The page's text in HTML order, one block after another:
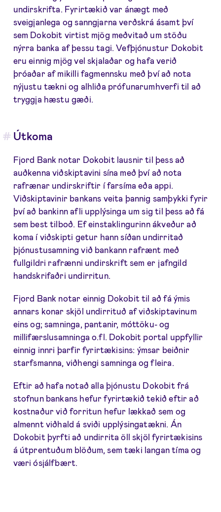
undirskrifta. Fyrirtækið var ánægt með
sveigjanlega og sanngjarna verðskrá ásamt því
sem Dokobit virtist mjög meðvitað um stöðu
nýrra banka af þessu tagi. Vefþjónustur Dokobit
eru einnig mjög vel skjalaðar og hafa verið
þróaðar af mikilli fagmennsku með því að nota
nýjustu tækni og alhliða prófunarumhverfi til að
tryggja hæstu gæði.
Útkoma
Fjord Bank notar Dokobit lausnir til þess að
auðkenna viðskiptavini sína með því að nota
rafrænar undirskriftir í farsíma eða appi.
Viðskiptavinir bankans veita þannig samþykki fyrir
því að bankinn afli upplýsinga um sig til þess að fá
sem best tilboð. Ef einstaklingurinn ákveður að
koma í viðskipti getur hann síðan undirritað
þjónustusamning við bankann rafrænt með
fullgildri rafrænni undirskrift sem er jafngild
handskrifaðri undirritun.
Fjord Bank notar einnig Dokobit til að fá ýmis
annars konar skjöl undirrituð af viðskiptavinum
eins og; samninga, pantanir, móttöku- og
millifærslusamninga o.fl. Dokobit portal uppfyllir
einnig innri þarfir fyrirtækisins: ýmsar beiðnir
starfsmanna, viðhengi samninga og fleira.
Eftir að hafa notað alla þjónustu Dokobit frá
stofnun bankans hefur fyrirtækið tekið eftir að
kostnaður við forritun hefur lækkað sem og
almennt viðhald á sviði upplýsingatækni. Án
Dokobit þyrfti að undirrita öll skjöl fyrirtækisins
á útprentuðum blöðum, sem tæki langan tíma og
væri ósjálfbært.